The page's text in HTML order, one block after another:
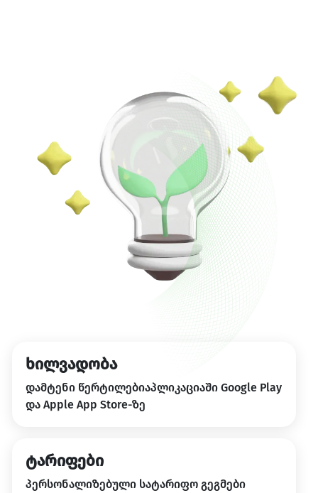
ხილვადობა
დამტენი წერტილებიაპლიკაციაში Google Play
და Apple App Store-ზე
ტარიფები
პერსონალიზებული სატარიფო გეგმები